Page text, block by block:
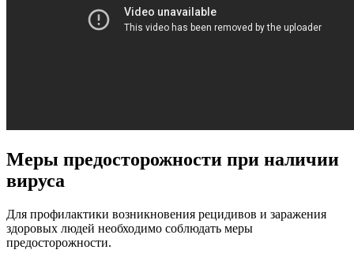
Меры предосторожности при наличии
вируса
Для профилактики возникновения рецидивов и заражения
здоровых людей необходимо соблюдать меры
предосторожности.